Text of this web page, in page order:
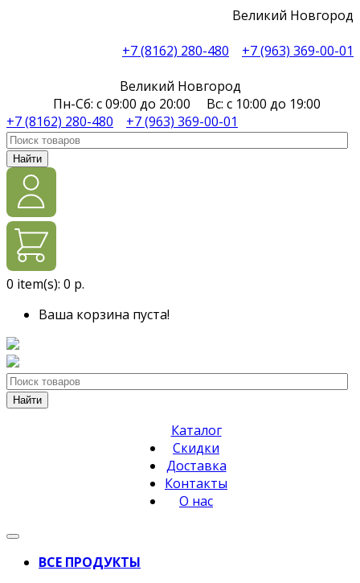
Великий Новгород
+7 (8162) 280-480
+7 (963) 369-00-01
Великий Новгород
Пн-Сб: с 09:00 до 20:00 Вс: с 10:00 до 19:00
+7 (8162) 280-480
+7 (963) 369-00-01
Найти
0 item(s): 0 р.
Ваша корзина пуста!
Найти
Каталог
Скидки
Доставка
Контакты
О нас
ВСЕ ПРОДУКТЫ